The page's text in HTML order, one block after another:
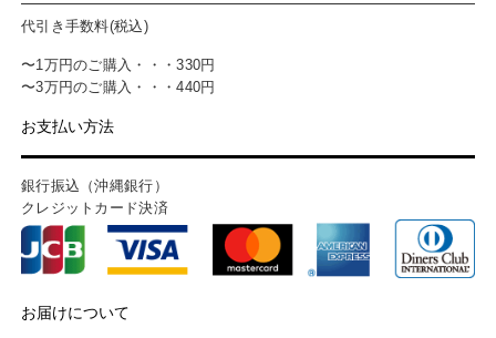
代引き手数料(税込)
〜1万円のご購入・・・330円
〜3万円のご購入・・・440円
お支払い方法
銀行振込（沖縄銀行）
クレジットカード決済
お届けについて